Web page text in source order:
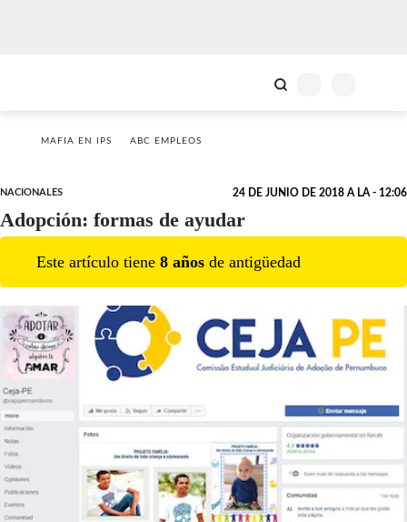
MAFIA EN IPS ABC EMPLEOS
NACIONALES 24 DE JUNIO DE 2018 A LA - 12:06
Adopción: formas de ayudar
Este artículo tiene 8 años de antigüedad